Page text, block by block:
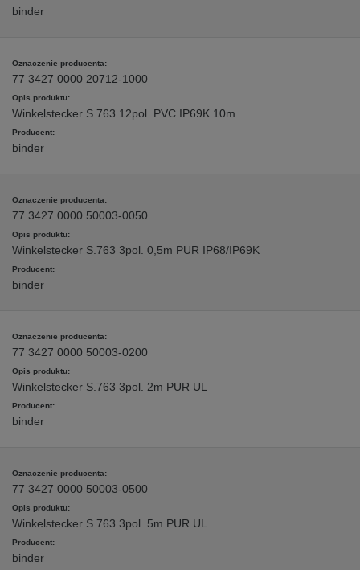
binder
77 3427 0000 20712-1000
Winkelstecker S.763 12pol. PVC IP69K 10m
binder
77 3427 0000 50003-0050
Winkelstecker S.763 3pol. 0,5m PUR IP68/IP69K
binder
77 3427 0000 50003-0200
Winkelstecker S.763 3pol. 2m PUR UL
binder
77 3427 0000 50003-0500
Winkelstecker S.763 3pol. 5m PUR UL
binder